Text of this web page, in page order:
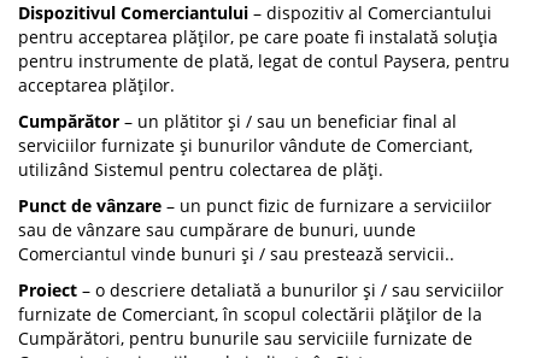
Dispozitivul Comerciantului – dispozitiv al Comerciantului
pentru acceptarea plăților, pe care poate fi instalată soluția
pentru instrumente de plată, legat de contul Paysera, pentru
acceptarea plăților.
Cumpărător – un plătitor și / sau un beneficiar final al
serviciilor furnizate și bunurilor vândute de Comerciant,
utilizând Sistemul pentru colectarea de plăți.
Punct de vânzare – un punct fizic de furnizare a serviciilor
sau de vânzare sau cumpărare de bunuri, uunde
Comerciantul vinde bunuri și / sau prestează servicii..
Proiect – o descriere detaliată a bunurilor și / sau serviciilor
furnizate de Comerciant, în scopul colectării plăților de la
Cumpărători, pentru bunurile sau serviciile furnizate de